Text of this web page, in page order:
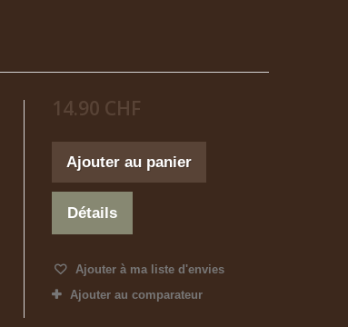
14.90 CHF
Ajouter au panier
Détails
Ajouter à ma liste d'envies
Ajouter au comparateur